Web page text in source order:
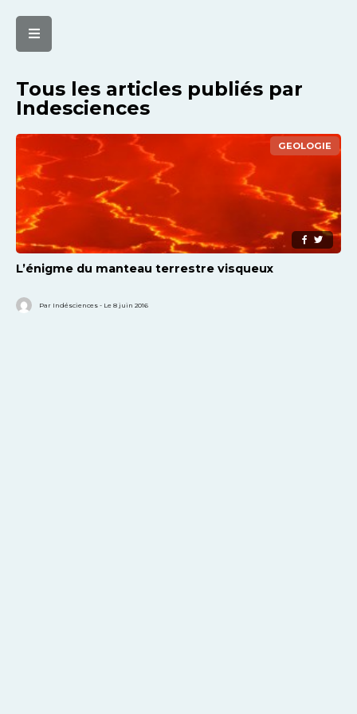
Tous les articles publiés par
Indesciences
GEOLOGIE
L’énigme du manteau terrestre visqueux
Par Indésciences - Le 8 juin 2016